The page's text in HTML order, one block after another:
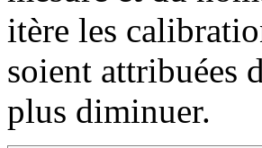
itère les
soient attribuées
plus diminuer.